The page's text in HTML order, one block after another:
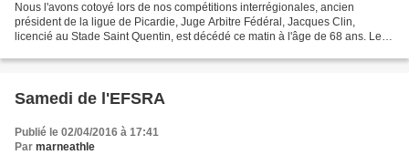
Nous l'avons cotoyé lors de nos compétitions interrégionales, ancien
président de la ligue de Picardie, Juge Arbitre Fédéral, Jacques Clin,
licencié au Stade Saint Quentin, est décédé ce matin à l'âge de 68 ans. Les
Samedi de l'EFSRA
Publié le 02/04/2016 à 17:41
Par marneathle